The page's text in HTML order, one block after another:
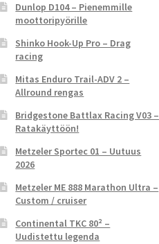
Dunlop D104 – Pienemmille
moottoripyörille
Shinko Hook-Up Pro – Drag
racing
Mitas Enduro Trail-ADV 2 –
Allround rengas
Bridgestone Battlax Racing V03 –
Ratakäyttöön!
Metzeler Sportec 01 – Uutuus
2026
Metzeler ME 888 Marathon Ultra –
Custom / cruiser
Continental TKC 80² –
Uudistettu legenda